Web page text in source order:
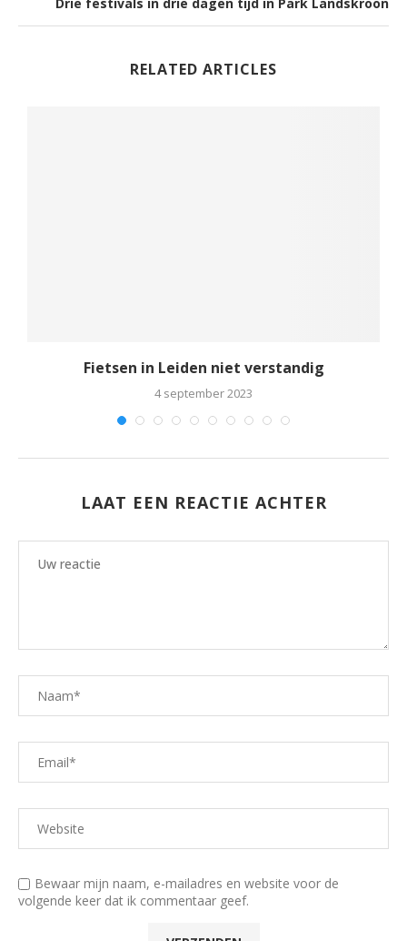
Drie festivals in drie dagen tijd in Park Landskroon
RELATED ARTICLES
Fietsen in Leiden niet verstandig
4 september 2023
LAAT EEN REACTIE ACHTER
Bewaar mijn naam, e-mailadres en website voor de
volgende keer dat ik commentaar geef.